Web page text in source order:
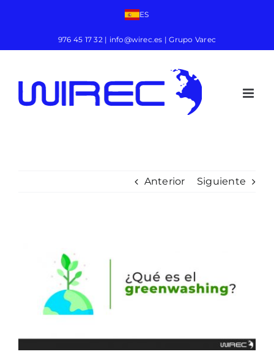
ES
976 45 17 32| info@wirec.es | Grupo Varec
Anterior Siguiente